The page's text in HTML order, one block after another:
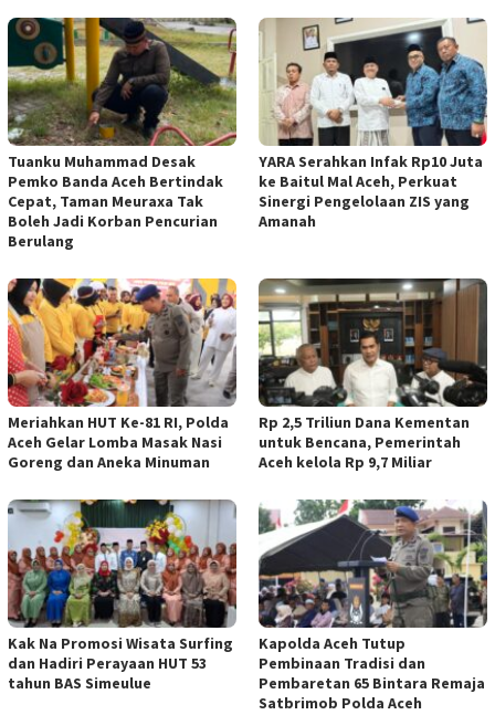
Tuanku Muhammad Desak
Pemko Banda Aceh Bertindak
Cepat, Taman Meuraxa Tak
Boleh Jadi Korban Pencurian
Berulang
YARA Serahkan Infak Rp10 Juta
ke Baitul Mal Aceh, Perkuat
Sinergi Pengelolaan ZIS yang
Amanah
Meriahkan HUT Ke-81 RI, Polda
Aceh Gelar Lomba Masak Nasi
Goreng dan Aneka Minuman
Rp 2,5 Triliun Dana Kementan
untuk Bencana, Pemerintah
Aceh kelola Rp 9,7 Miliar
Kak Na Promosi Wisata Surfing
dan Hadiri Perayaan HUT 53
tahun BAS Simeulue
Kapolda Aceh Tutup
Pembinaan Tradisi dan
Pembaretan 65 Bintara Remaja
Satbrimob Polda Aceh